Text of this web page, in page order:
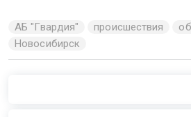
АБ "Гвардия" происшествия
Новосибирск